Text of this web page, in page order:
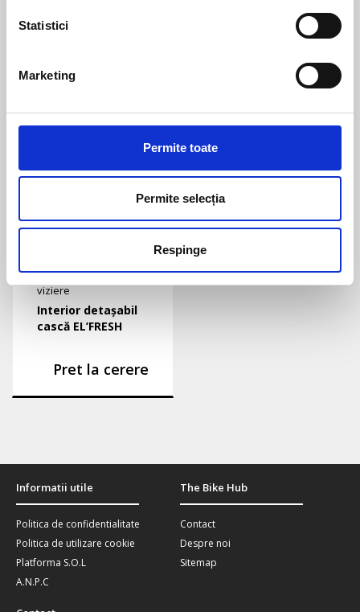
Statistici
Marketing
Permite toate
Permite selecția
Respinge
Unisex
viziere
Vizieră Soare
El’Tange
Pret la cerere
Unisex|Căști și
viziere
Interior detașabil
cască EL’FRESH
Pret la cerere
Informatii utile
Politica de confidentialitate
Politica de utilizare cookie
Platforma S.O.L
A.N.P.C
The Bike Hub
Contact
Despre noi
Sitemap